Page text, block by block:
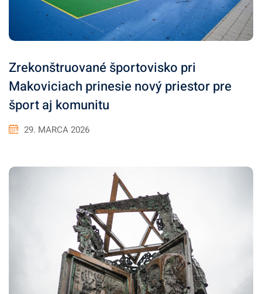
Zrekonštruované športovisko pri
Makoviciach prinesie nový priestor pre
šport aj komunitu
29. MARCA 2026